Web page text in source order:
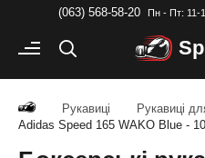
(063) 568-58-20 Пн - Пт: 11-
Рукавиці Рукавиці
Adidas Speed 165 WAKO Blue - 10